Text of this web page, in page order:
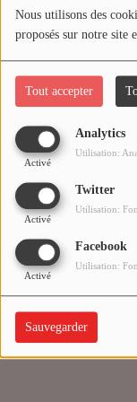
Nous utilisons des
proposés sur notre site
Tout accepter
Analytics
Activé
Utilisation:
Twitter
Activé
Utilisation:
Facebook
Activé
Utilisation:
Sauvegarder
Médias
PODCASTS
Agenda
Titres diffusés
Se
Il semble que la